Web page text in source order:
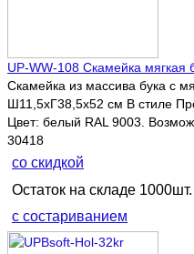
UP-WW-108 Скамейка мягкая
Скамейка из массива бука с
Ш11,5хГ38,5х52 см В стиле
Цвет: белый RAL 9003.
30418
со скидкой
Остаток на складе 1000шт.
с состариванием